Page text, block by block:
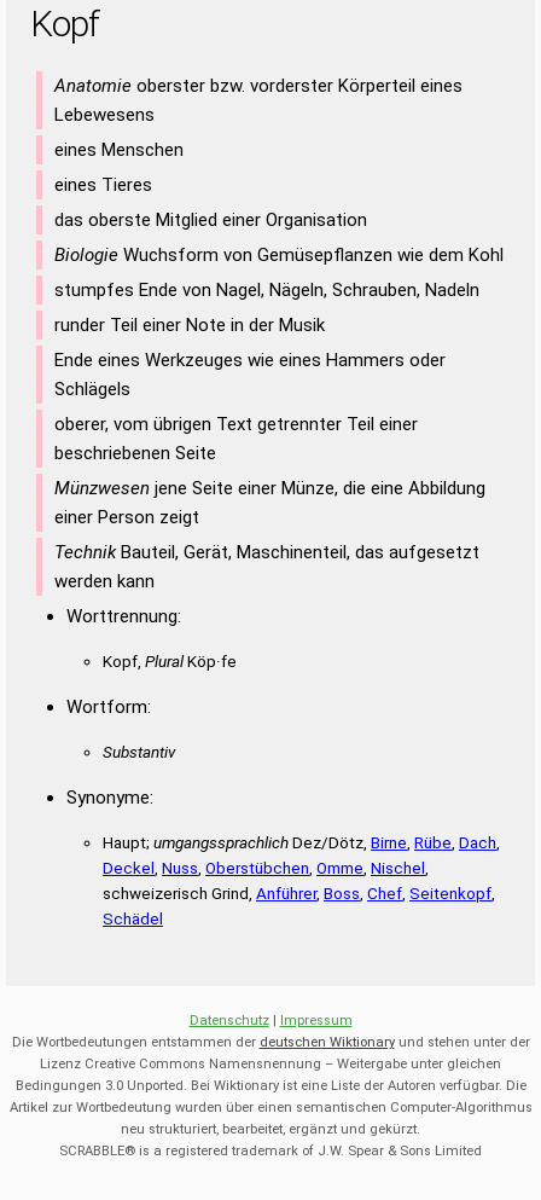
Kopf
Anatomie oberster bzw. vorderster Körperteil eines
Lebewesens
eines Menschen
eines Tieres
das oberste Mitglied einer Organisation
Biologie Wuchsform von Gemüsepflanzen wie dem Kohl
stumpfes Ende von Nagel, Nägeln, Schrauben, Nadeln
runder Teil einer Note in der Musik
Ende eines Werkzeuges wie eines Hammers oder
Schlägels
oberer, vom übrigen Text getrennter Teil einer
beschriebenen Seite
Münzwesen jene Seite einer Münze, die eine Abbildung
einer Person zeigt
TechnikBauteil, Gerät, Maschinenteil, das aufgesetzt
werden kann
Worttrennung:
Kopf, PluralKöp·fe
Wortform:
Substantiv
Synonyme:
Haupt; umgangssprachlichDez/Dötz, Birne Rübe Dach
Deckel Nuss Oberstübchen Omme Nischel
schweizerisch Grind, Anführer, Boss Chef Seitenkopf
Schädel
Datenschutz| Impressum
Die Wortbedeutungen entstammen der deutschen Wiktionaryund stehen unter der
Lizenz Creative Commons Namensnennung – Weitergabe unter gleichen
Bedingungen 3.0 Unported. Bei Wiktionary ist eine Liste der Autoren verfügbar. Die
Artikel zur Wortbedeutung wurden über einen semantischen Computer-Algorithmus
neu strukturiert, bearbeitet, ergänzt und gekürzt.
SCRABBLE® is a registered trademark of J.W. Spear & Sons Limited